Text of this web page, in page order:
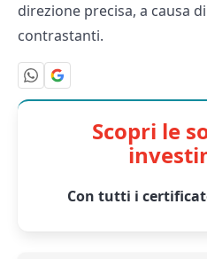
direzione precisa, a causa
contrastanti.
Scopri le
Con tutti i